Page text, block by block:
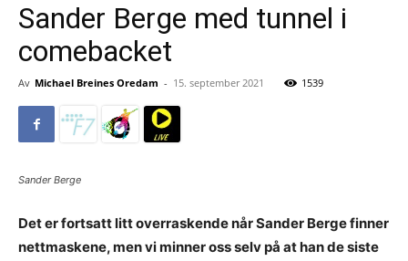
Sander Berge med tunnel i
comebacket
Av Michael Breines Oredam - 15. september 2021 1539
Sander Berge
Det er fortsatt litt overraskende når Sander Berge finner
nettmaskene, men vi minner oss selv på at han de siste